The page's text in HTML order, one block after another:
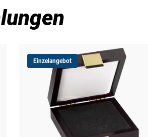
Einzelangebot